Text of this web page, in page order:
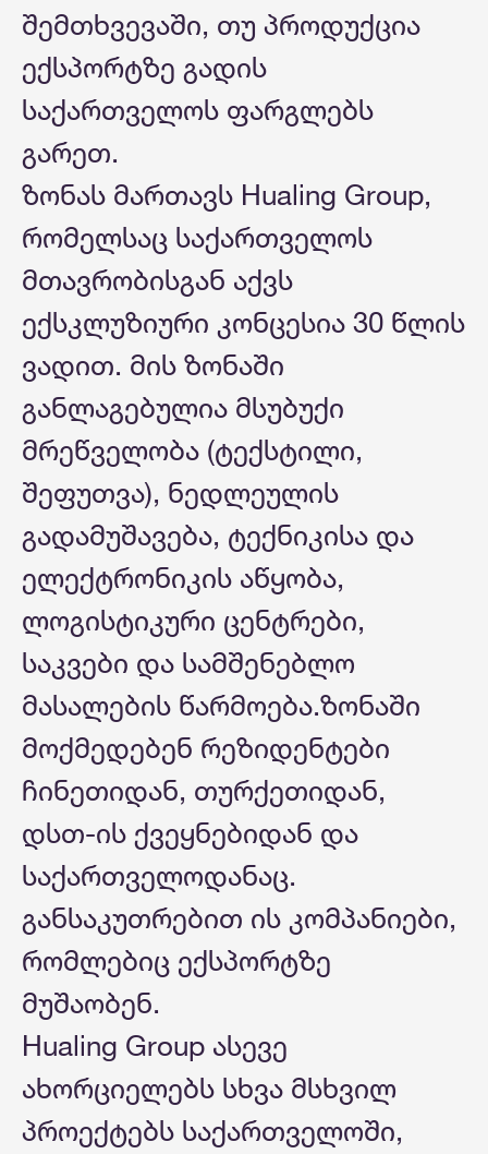
შემთხვევაში, თუ პროდუქცია
ექსპორტზე გადის
საქართველოს ფარგლებს
გარეთ.
ზონას მართავს Hualing Group,
რომელსაც საქართველოს
მთავრობისგან აქვს
ექსკლუზიური კონცესია 30 წლის
ვადით. მის ზონაში
განლაგებულია მსუბუქი
მრეწველობა (ტექსტილი,
შეფუთვა), ნედლეულის
გადამუშავება, ტექნიკისა და
ელექტრონიკის აწყობა,
ლოგისტიკური ცენტრები,
საკვები და სამშენებლო
მასალების წარმოება.ზონაში
მოქმედებენ რეზიდენტები
ჩინეთიდან, თურქეთიდან,
დსთ-ის ქვეყნებიდან და
საქართველოდანაც.
განსაკუთრებით ის კომპანიები,
რომლებიც ექსპორტზე
მუშაობენ.
Hualing Group ასევე
ახორციელებს სხვა მსხვილ
პროექტებს საქართველოში,